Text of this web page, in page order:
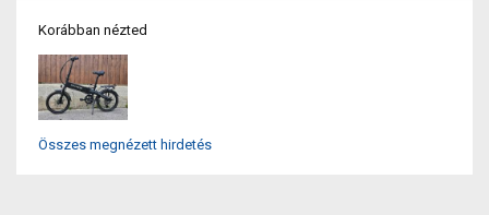
Korábban nézted
Összes megnézett hirdetés